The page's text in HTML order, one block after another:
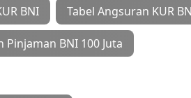
BNI Tabel Angsuran KUR
Pinjaman BNI 100 Juta